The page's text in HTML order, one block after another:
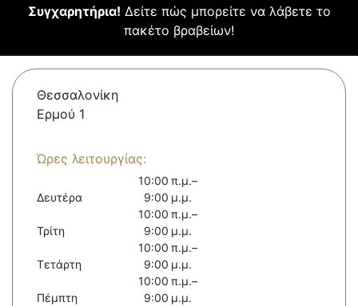
Συγχαρητήρια! Δείτε πώς μπορείτε να λάβετε το
πακέτο βραβείων!
Θεσσαλονίκη
Ερμού 1
Ώρες λειτουργίας:
Δευτέρα
10:00 π.μ.–
9:00 μ.μ.
Τρίτη
10:00 π.μ.–
9:00 μ.μ.
Τετάρτη
10:00 π.μ.–
9:00 μ.μ.
Πέμπτη
10:00 π.μ.–
9:00 μ.μ.